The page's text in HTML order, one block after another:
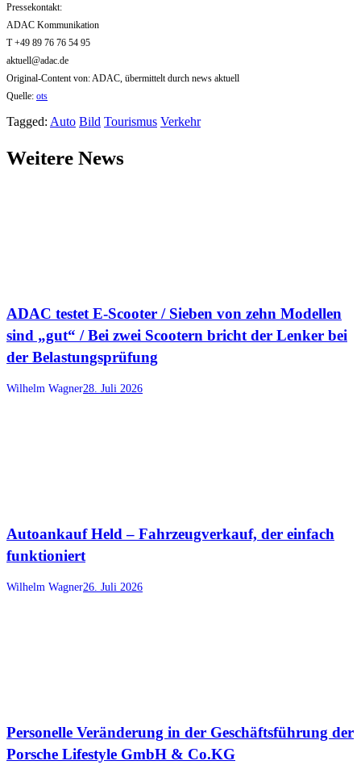
Pressekontakt:
ADAC Kommunikation
T +49 89 76 76 54 95
aktuell@adac.de
Original-Content von: ADAC, übermittelt durch news aktuell
Quelle: ots
Tagged: Auto Bild Tourismus Verkehr
Weitere News
ADAC testet E-Scooter / Sieben von zehn Modellen
sind „gut“ / Bei zwei Scootern bricht der Lenker bei
der Belastungsprüfung
Wilhelm Wagner28. Juli 2026
Autoankauf Held – Fahrzeugverkauf, der einfach
funktioniert
Wilhelm Wagner26. Juli 2026
Personelle Veränderung in der Geschäftsführung der
Porsche Lifestyle GmbH & Co.KG